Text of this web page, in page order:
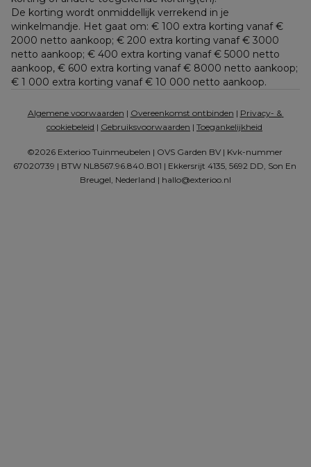
De korting wordt onmiddellijk verrekend in je
winkelmandje. Het gaat om: € 100 extra korting vanaf €
2000 netto aankoop; € 200 extra korting vanaf € 3000
netto aankoop; € 400 extra korting vanaf € 5000 netto
€ 1 000 extra korting vanaf € 10 000 netto aankoop.
Algemene voorwaarden | Overeenkomst ontbinden | Privacy- &
cookiebeleid | Gebruiksvoorwaarden | Toegankelijkheid
©2026 Exterioo Tuinmeubelen | OVS Garden BV | Kvk-nummer
67020739 | BTW NL8567.96.840.B01 | Ekkersrijt 4135, 5692 DD, Son En
Breugel, Nederland | hallo@exterioo.nl